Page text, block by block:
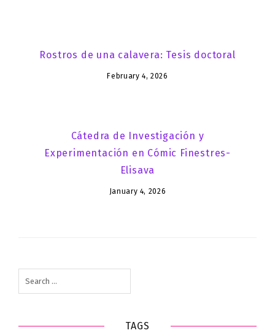
Rostros de una calavera: Tesis doctoral
February 4, 2026
Cátedra de Investigación y
Experimentación en Cómic Finestres-
Elisava
January 4, 2026
for:
TAGS